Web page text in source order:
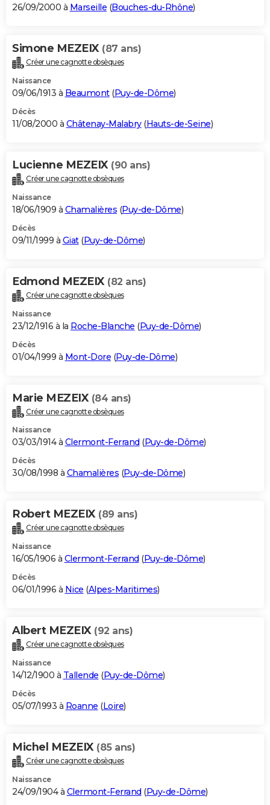
26/09/2000 à Marseille (Bouches-du-Rhône)
Simone MEZEIX (87 ans)
Créer une cagnotte obsèques
Naissance
09/06/1913 à Beaumont(Puy-de-Dôme)
Décès
11/08/2000 à Châtenay-Malabry(Hauts-de-Seine)
Lucienne MEZEIX (90 ans)
Créer une cagnotte obsèques
Naissance
18/06/1909 à Chamalières (Puy-de-Dôme)
Décès
09/11/1999 à Giat(Puy-de-Dôme)
Edmond MEZEIX (82 ans)
Créer une cagnotte obsèques
Naissance
23/12/1916 à la Roche-Blanche (Puy-de-Dôme)
Décès
01/04/1999 à Mont-Dore (Puy-de-Dôme)
Marie MEZEIX (84 ans)
Créer une cagnotte obsèques
Naissance
03/03/1914 à Clermont-Ferrand (Puy-de-Dôme)
Décès
30/08/1998 à Chamalières (Puy-de-Dôme)
Robert MEZEIX (89 ans)
Créer une cagnotte obsèques
Naissance
16/05/1906 à Clermont-Ferrand (Puy-de-Dôme)
Décès
06/01/1996 à Nice (Alpes-Maritimes)
Albert MEZEIX (92 ans)
Créer une cagnotte obsèques
Naissance
14/12/1900 à Tallende (Puy-de-Dôme)
Décès
05/07/1993 à Roanne (Loire)
Michel MEZEIX (85 ans)
Créer une cagnotte obsèques
Naissance
24/09/1904 à Clermont-Ferrand (Puy-de-Dôme)